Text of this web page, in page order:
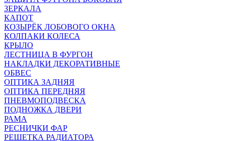
ЗЕРКАЛА
КАПОТ
КОЗЫРЁК ЛОБОВОГО ОКНА
КОЛПАКИ КОЛЕСА
КРЫЛО
ЛЕСТНИЦА В ФУРГОН
НАКЛАДКИ ДЕКОРАТИВНЫЕ
ОБВЕС
ОПТИКА ЗАДНЯЯ
ОПТИКА ПЕРЕДНЯЯ
ПНЕВМОПОДВЕСКА
ПОДНОЖКА ДВЕРИ
РАМА
РЕСНИЧКИ ФАР
РЕШЕТКА РАДИАТОРА